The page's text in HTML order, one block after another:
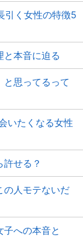
引く女性の特徴5
と本音に迫る
と思ってるって
いたくなる女性
せる？
の人モテないだ
への本音と